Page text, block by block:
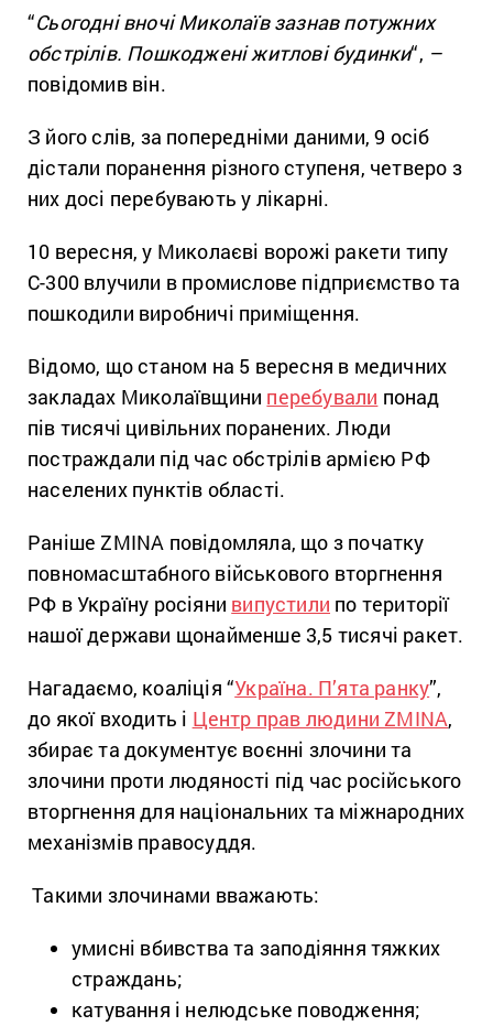
“Сьогодні вночі Миколаїв зазнав потужних
обстрілів. Пошкоджені житлові будинки“, –
повідомив він.
З його слів, за попередніми даними, 9 осіб
дістали поранення різного ступеня, четверо з
них досі перебувають у лікарні.
10 вересня, у Миколаєві ворожі ракети типу
С-300 влучили в промислове підприємство та
пошкодили виробничі приміщення.
Відомо, що станом на 5 вересня в медичних
закладах Миколаївщини перебували понад
пів тисячі цивільних поранених. Люди
постраждали під час обстрілів армією РФ
населених пунктів області.
Раніше ZMINA повідомляла, що з початку
повномасштабного військового вторгнення
РФ в Україну росіяни випустили по території
нашої держави щонайменше 3,5 тисячі ракет.
Нагадаємо, коаліція “Україна. П’ята ранку”,
до якої входить і Центр прав людини ZMINA,
збирає та документує воєнні злочини та
злочини проти людяності під час російського
вторгнення для національних та міжнародних
механізмів правосуддя.
Такими злочинами вважають:
умисні вбивства та заподіяння тяжких
страждань;
катування і нелюдське поводження;